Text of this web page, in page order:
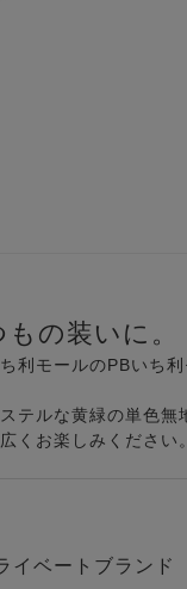
の装いに。
利モールのPBいち利
テルな黄緑の単色無
くお楽しみください。
イベートブランド